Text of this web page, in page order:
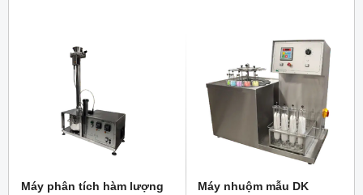
Máy phân tích hàm lượng
Máy nhuộm mẫu DK